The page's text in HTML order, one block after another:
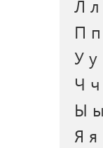
Л л
П п
У у
Ч ч
Ы ы
Я я